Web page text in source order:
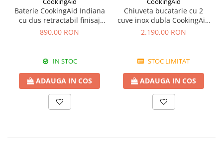
Baterie CookingAid Indiana
cu dus retractabil finisaj
granit Bej Pigmentat /
890,00 RON
IN STOC
ADAUGA IN COS
Chiuveta bucatarie cu 2
cuve inox dubla CookingAid
FUSION 86BB
2.190,00 RON
STOC LIMITAT
ADAUGA IN COS